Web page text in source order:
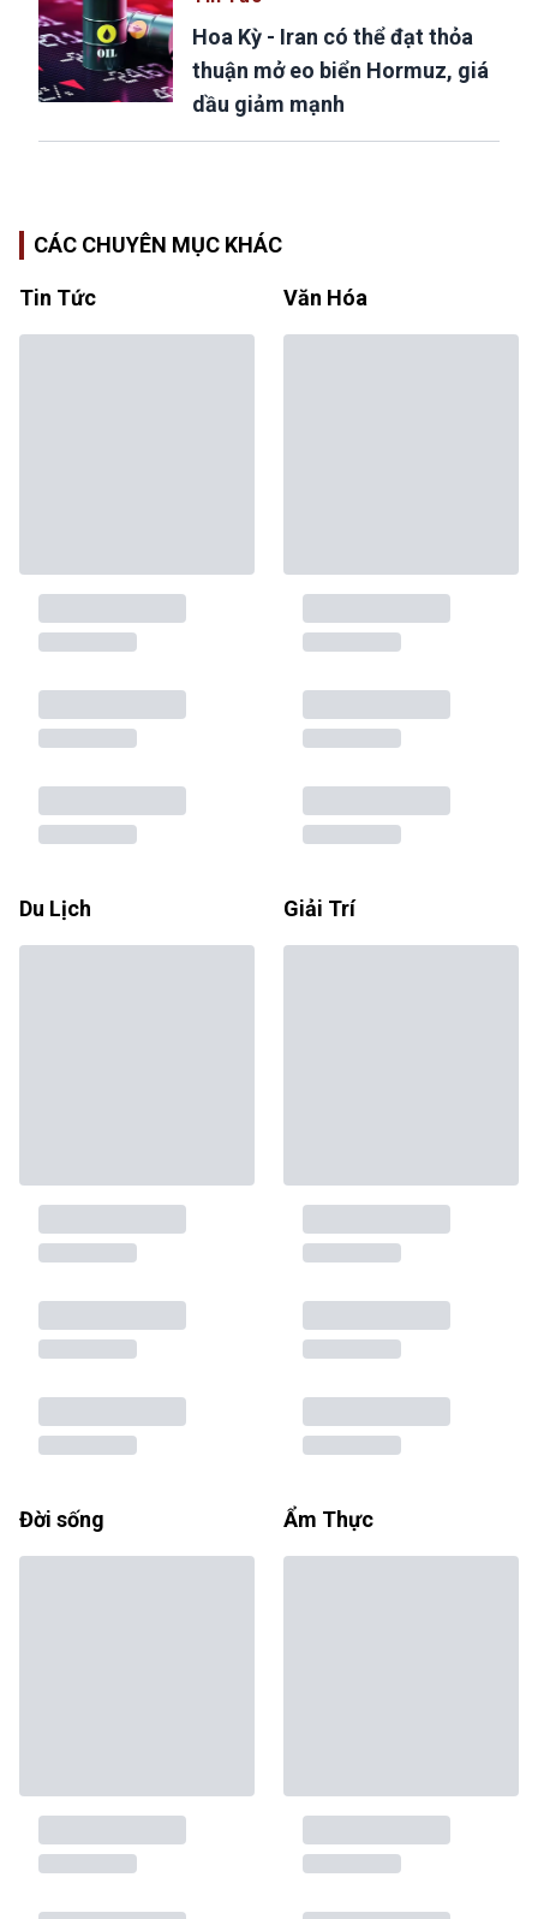
Hoa Kỳ - Iran có thể đạt thỏa
thuận mở eo biển Hormuz, giá
dầu giảm mạnh
CÁC CHUYÊN MỤC KHÁC
Tin Tức Văn Hóa
Du Lịch Giải Trí
Đời sống Ẩm Thực